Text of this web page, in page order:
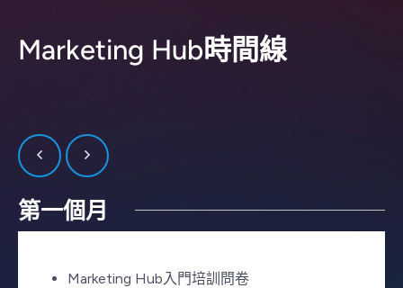
Marketing Hub時間線
第一個月
Marketing Hub入門培訓問卷